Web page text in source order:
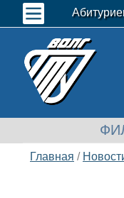
Главная /